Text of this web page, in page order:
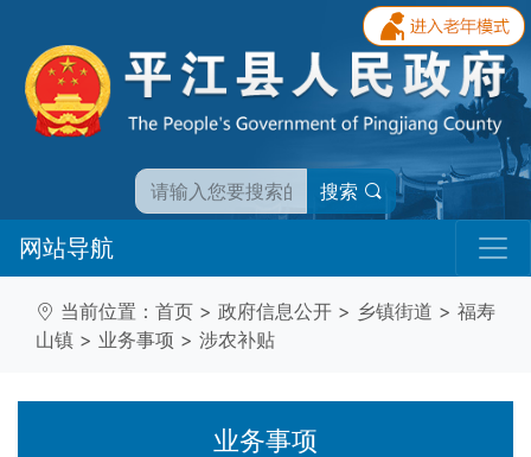
搜索
网站导航
当前位置： 首页 > 政府信息公开 > 乡镇街道 > 福寿
山镇 > 业务事项 > 涉农补贴
业务事项